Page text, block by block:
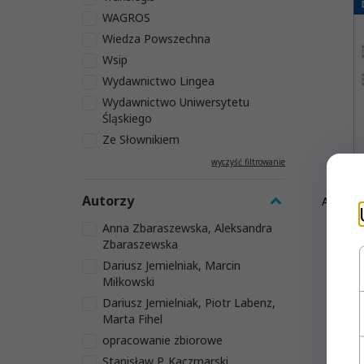
WAGROS
Wiedza Powszechna
Wsip
Wydawnictwo Lingea
Wydawnictwo Uniwersytetu
Śląskiego
Ze Słownikiem
wyczyść filtrowanie
Autorzy
Anna Zbaraszewska, Aleksandra
Zbaraszewska
Dariusz Jemielniak, Marcin
Miłkowski
Dariusz Jemielniak, Piotr Labenz,
Marta Fihel
opracowanie zbiorowe